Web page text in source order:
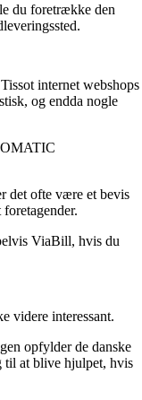
du foretrække den
internet webshops
og endda nogle
det ofte være et bevis
ViaBill, hvis du
videre interessant.
opfylder de danske
til at blive hjulpet, hvis